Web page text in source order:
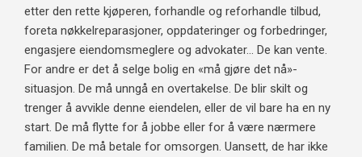
etter den rette kjøperen, forhandle og reforhandle tilbud,
foreta nøkkelreparasjoner, oppdateringer og forbedringer,
engasjere eiendomsmeglere og advokater... De kan vente.
For andre er det å selge bolig en «må gjøre det nå»-
situasjon. De må unngå en overtakelse. De blir skilt og
trenger å avvikle denne eiendelen, eller de vil bare ha en ny
start. De må flytte for å jobbe eller for å være nærmere
familien. De må betale for omsorgen. Uansett, de har ikke